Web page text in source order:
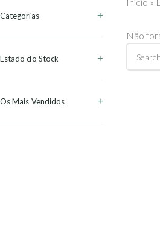
Categorias
Estado do Stock
Os Mais Vendidos
Não